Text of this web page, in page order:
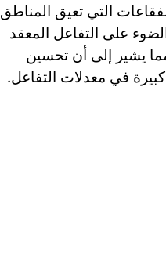
التي تعيق المناطق
على التفاعل المعقد
مما يشير إلى أن تحسين
في معدلات التفاعل.